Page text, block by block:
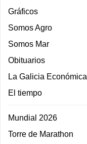
Gráficos
Somos Agro
Somos Mar
Obituarios
La Galicia Económica
El tiempo
Mundial 2026
Torre de Marathon